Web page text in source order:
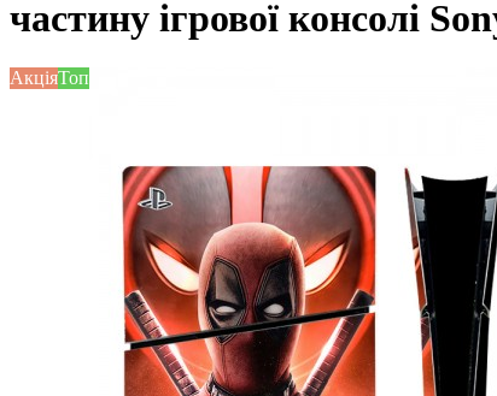
частину ігрової консолі
АкціяТоп